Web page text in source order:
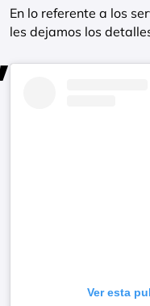
En lo referente a los
les dejamos los
Ver esta